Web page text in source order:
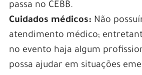
passa no CEBB.
Cuidados médicos: Não
atendimento médico;
no evento haja algum
possa ajudar em situações